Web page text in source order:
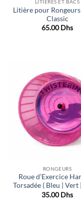
LITIÈRES ET BACS
Litière pour
Classic
65.00Dhs
RONGEURS
Roue d’Exercice
Torsadée ( Bleu | Vert
35.00Dhs